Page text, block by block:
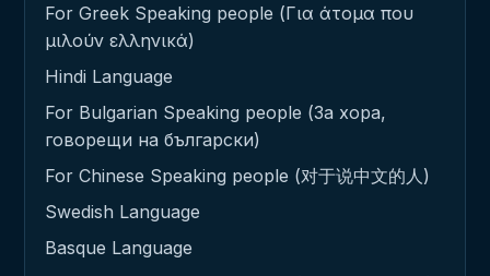
For Greek Speaking people (Για άτομα που
μιλούν ελληνικά)
Hindi Language
For Bulgarian Speaking people (За хора,
говорещи на български)
For Chinese Speaking people (对于说中文的人)
Swedish Language
Basque Language